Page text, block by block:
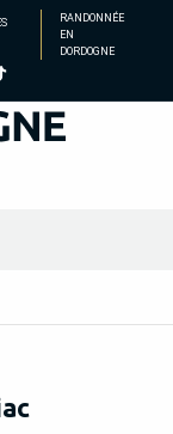
RANDONNÉE
EN
DORDOGNE